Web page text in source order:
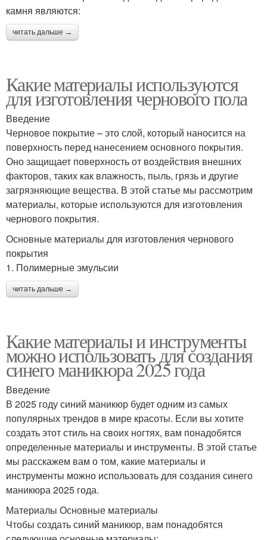
камня являются:
читать дальше →
Какие материалы используются
для изготовления чернового пола
Введение
Черновое покрытие – это слой, который наносится на
поверхность перед нанесением основного покрытия.
Оно защищает поверхность от воздействия внешних
факторов, таких как влажность, пыль, грязь и другие
загрязняющие вещества. В этой статье мы рассмотрим
материалы, которые используются для изготовления
чернового покрытия.
Основные материалы для изготовления чернового
покрытия
1. Полимерные эмульсии
читать дальше →
Какие материалы и инструменты
можно использовать для создания
синего маникюра 2025 года
Введение
В 2025 году синий маникюр будет одним из самых
популярных трендов в мире красоты. Если вы хотите
создать этот стиль на своих ногтях, вам понадобятся
определенные материалы и инструменты. В этой статье
мы расскажем вам о том, какие материалы и
инструменты можно использовать для создания синего
маникюра 2025 года.
Материалы Основные материалы
Чтобы создать синий маникюр, вам понадобятся